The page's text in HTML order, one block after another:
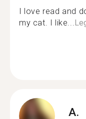
I love read and
my cat. I like...
A.